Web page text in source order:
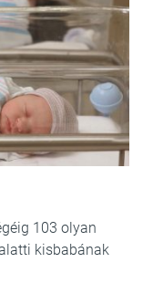
103 olyan
kisbabának